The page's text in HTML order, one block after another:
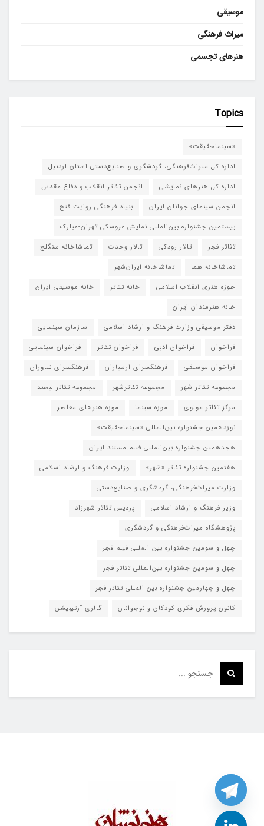
موسیقی
میراث فرهنگی
هنرهای تجسمی
Topics
«سینماحقیقت»
اداره کل میراث‌فرهنگی، گردشگری و صنایع‌دستی استان اردبیل
اداره کل هنرهای نمایشی
انجمن تئاتر انقلاب و دفاع مقدس
انجمن سینمای جوانان ایران
بنیاد فرهنگی روایت فتح
بیستمین جشنواره بین‌المللی نمایش عروسکی تهران-مبارک
تئاتر فجر
تالار رودکی تالار وحدت
تماشاخانه سنگلج
تماشاخانه هما
تماشاخانه‌ ایران‌شهر
حوزه هنری انقلاب اسلامی
خانه تئاتر
خانه موسیقی ایران
خانه هنرمندان ایران
دفتر موسیقی وزارت فرهنگ و ارشاد اسلامی
سازمان سینمایی
فراخوان
فراخوان ادبی فراخوان تئاتر
فراخوان سینمایی
فراخوان موسیقی
فرهنگسرای ارسباران
فرهنگسرای نیاوران
مجموعه تئاتر شهر
مجموعه تئاترشهر
مجموعه تئاتر لبخند
مرکز تئاتر مولوی
موزه سینما
موزه هنرهای معاصر
نوزدهمین جشنواره بین‌المللی «سینماحقیقت»
هجدهمین جشنواره بین‌المللی فیلم مستند ایران
هفتمین جشنواره تئاتر «شهر»
وزارت فرهنگ و ارشاد اسلامی
وزارت میراث‌فرهنگی، گردشگری و صنایع‌دستی
وزیر فرهنگ و ارشاد اسلامی
پردیس تئاتر شهرزاد
پژوهشگاه میراث‌فرهنگی و گردشگری
چهل و سومین جشنواره بین المللی فیلم فجر
چهل و سومین جشنواره بین‌المللی تئاتر فجر
چهل و چهارمین جشنواره بین المللی تئاتر فجر
کانون پرورش فکری کودکان و نوجوانان
گالری آرتیبیشن